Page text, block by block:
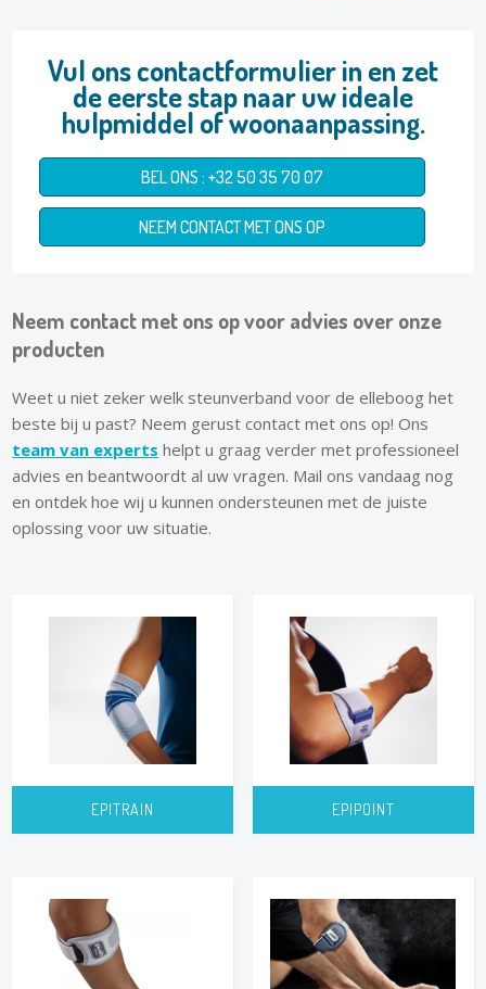
Vul ons contactformulier in en zet
de eerste stap naar uw ideale
hulpmiddel of woonaanpassing.
BEL ONS : +32 50 35 70 07
NEEM CONTACT MET ONS OP
Neem contact met ons op voor advies over onze
producten
Weet u niet zeker welk steunverband voor de elleboog het
beste bij u past? Neem gerust contact met ons op! Ons
team van experts helpt u graag verder met professioneel
advies en beantwoordt al uw vragen. Mail ons vandaag nog
en ontdek hoe wij u kunnen ondersteunen met de juiste
oplossing voor uw situatie.
EPITRAIN EPIPOINT